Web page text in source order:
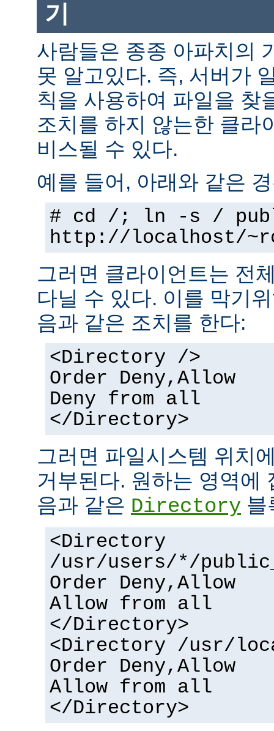
기
사람들은 종종 아파치의
못 알고있다. 즉, 서버가
칙을 사용하여 파일을 찾
조치를 하지 않는한 클라
비스될 수 있다.
예를 들어, 아래와 같은
# cd /; ln -s /
http://localhost/
그러면 클라이언트는 전
다닐 수 있다. 이를 막기
음과 같은 조치를 한다:
<Directory />
Order Deny,Allow
Deny from all
</Directory>
그러면 파일시스템 위치
거부된다. 원하는 영역에
음과 같은 Directory 블
<Directory
/usr/users/*/
Order Deny,Allow
Allow from all
</Directory>
<Directory /usr/
Order Deny,Allow
Allow from all
</Directory>